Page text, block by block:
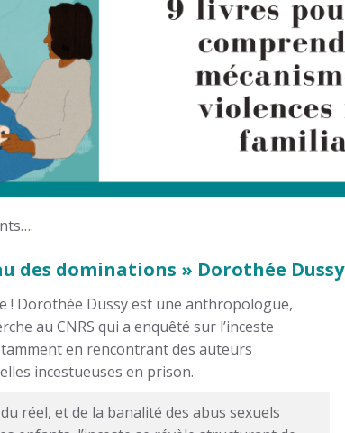
des dominations » Dorothée Dussy
! Dorothée Dussy est une anthropologue,
au CNRS qui a enquêté sur l’inceste
en rencontrant des auteurs
incestueuses en prison.
réel, et de la banalité des abus sexuels